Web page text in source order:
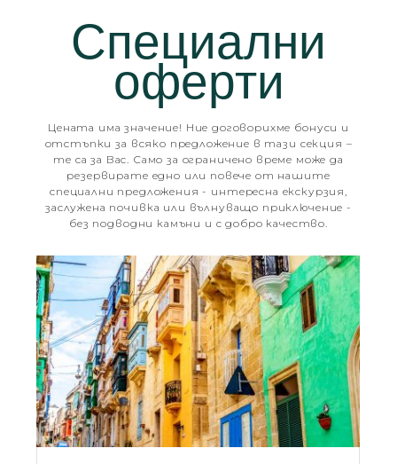
Специални
оферти
Цената има значение! Ние договорихме бонуси и
отстъпки за всяко предложение в тази секция –
те са за Вас. Само за ограничено време може да
резервирате едно или повече от нашите
специални предложения - интересна екскурзия,
заслужена почивка или вълнуващо приключение -
без подводни камъни и с добро качество.